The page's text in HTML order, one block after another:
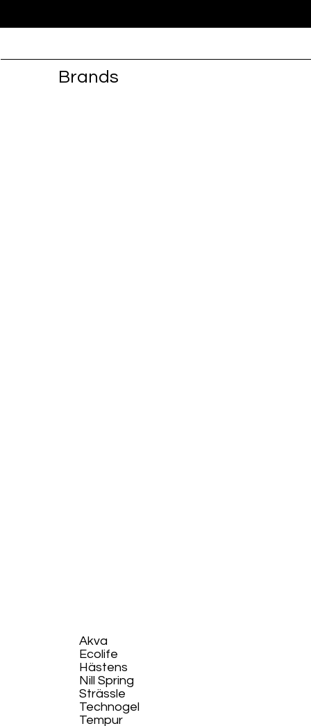
Brands
Akva
Ecolife​
Hästens
Nill Spring
Strässle
Technogel
Tempur